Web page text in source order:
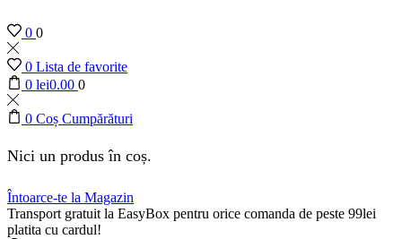
0 0
0 Lista de favorite
0 lei0.00 0
0 Coș Cumpărături
Nici un produs în coș.
Întoarce-te la Magazin
Transport gratuit la EasyBox pentru orice comanda de peste 99lei
platita cu cardul!